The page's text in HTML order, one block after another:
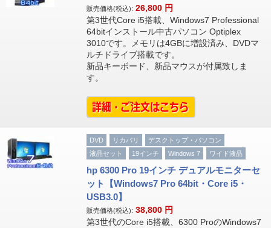
販売価格(税込): 26,800 円
第3世代Core i5搭載、Windows7 Professional
64bitインストール中古パソコン Optiplex
3010です。メモリは4GBに増設済み、DVDマ
ルチドライブ搭載です。
新品キーボード、新品マウスが付属致しま
す。
DVD リカバリ
デスクトップ・パソコン
液晶セット
19インチ Windows 7 ワイド液晶
hp 6300 Pro 19インチ デュアルモニターセ
ット【Windows7 Pro 64bit・Core i5・
USB3.0】
販売価格(税込): 38,800 円
第3世代のCore i5搭載、6300 ProのWindows7